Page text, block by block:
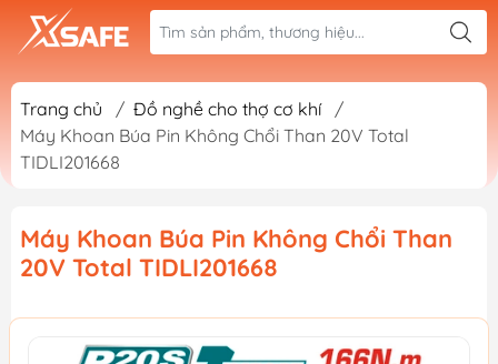
Trang chủ / Đồ nghề cho thợ cơ khí
/
Máy Khoan Búa Pin Không Chổi Than 20V Total
TIDLI201668
Máy Khoan Búa Pin Không Chổi Than
20V Total TIDLI201668